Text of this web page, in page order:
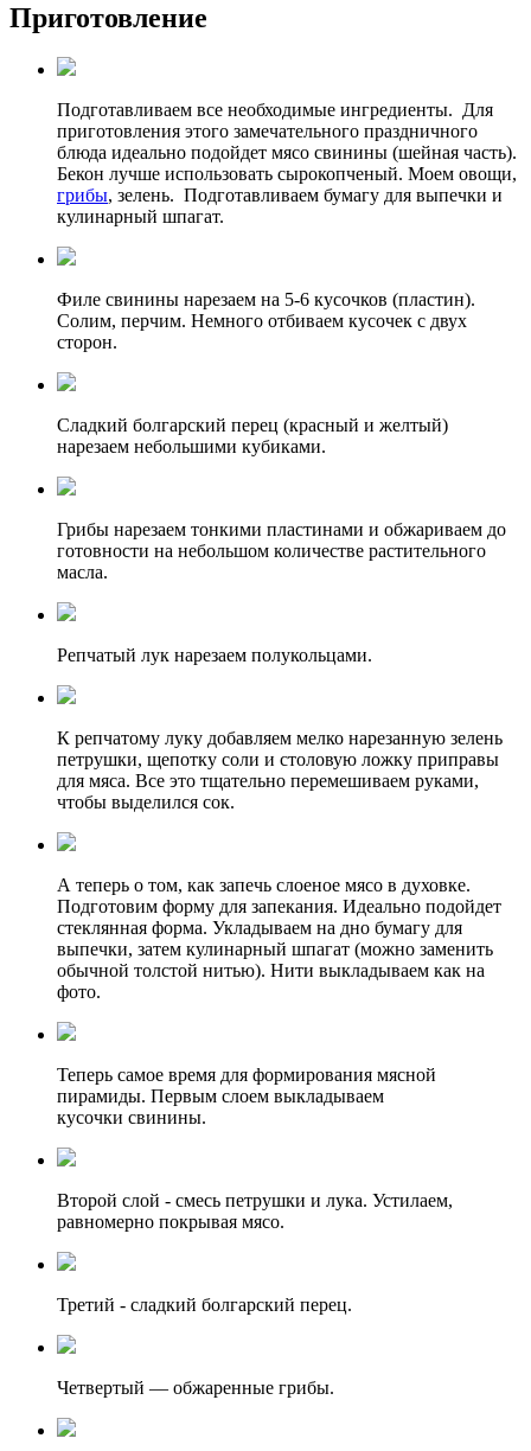
Приготовление
Подготавливаем все необходимые ингредиенты. Для
приготовления этого замечательного праздничного
блюда идеально подойдет мясо свинины (шейная часть).
Бекон лучше использовать сырокопченый. Моем овощи,
грибы, зелень. Подготавливаем бумагу для выпечки и
кулинарный шпагат.
Филе свинины нарезаем на 5-6 кусочков (пластин).
Солим, перчим. Немного отбиваем кусочек с двух
сторон.
Сладкий болгарский перец (красный и желтый)
нарезаем небольшими кубиками.
Грибы нарезаем тонкими пластинами и обжариваем до
готовности на небольшом количестве растительного
масла.
Репчатый лук нарезаем полукольцами.
К репчатому луку добавляем мелко нарезанную зелень
петрушки, щепотку соли и столовую ложку приправы
для мяса. Все это тщательно перемешиваем руками,
чтобы выделился сок.
А теперь о том, как запечь слоеное мясо в духовке.
Подготовим форму для запекания. Идеально подойдет
стеклянная форма. Укладываем на дно бумагу для
выпечки, затем кулинарный шпагат (можно заменить
обычной толстой нитью). Нити выкладываем как на
фото.
Теперь самое время для формирования мясной
пирамиды. Первым слоем выкладываем
кусочки свинины.
Второй слой - смесь петрушки и лука. Устилаем,
равномерно покрывая мясо.
Третий - сладкий болгарский перец.
Четвертый — обжаренные грибы.